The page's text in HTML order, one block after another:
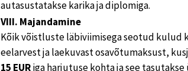
autasustatakse karika ja diplomiga.
VIII. Majandamine
Kõik võistluste läbiviimisega seotud kulud
eelarvest ja laekuvast osavõtumaksust,
15 EURiga harjutuse kohta ja see tasutakse